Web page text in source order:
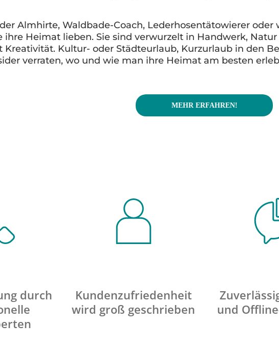
Almhirte, Waldbade-Coach, Lederhosentätowierer
ihre Heimat lieben. Sie sind verwurzelt in Handwerk,
Kultur- oder Städteurlaub, Kurzurlaub in den
verraten, wo und wie man ihre Heimat am besten
MEHR ERFAHREN!
durch
Kundenzufriedenheit
wird groß geschrieben
und